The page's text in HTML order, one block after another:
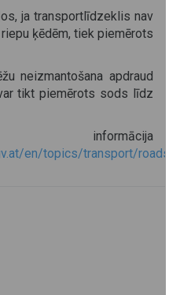
ja transportlīdzeklis nav
ķēdēm, tiek piemērots
neizmantošana apdraud
tikt piemērots sods līdz
en/topics/transport/